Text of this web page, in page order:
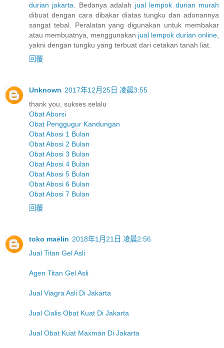
durian jakarta . Bedanya adalah jual lempok durian murah
dibuat dengan cara dibakar diatas tungku dan adonannya
sangat tebal. Peralatan yang digunakan untuk membakar
atau membuatnya, menggunakan jual lempok durian online
yakni dengan tungku yang terbuat dari cetakan tanah liat.
回覆
Unknown 2017年12月25日 凌晨3:55
thank you, sukses selalu
Obat Aborsi
Obat Penggugur Kandungan
Obat Abosi 1 Bulan
Obat Abosi 2 Bulan
Obat Abosi 3 Bulan
Obat Abosi 4 Bulan
Obat Abosi 5 Bulan
Obat Abosi 6 Bulan
Obat Abosi 7 Bulan
回覆
toko maelin 2018年1月21日 凌晨2:56
Jual Titan Gel Asli
Agen Titan Gel Asli
Jual Viagra Asli Di Jakarta
Jual Cialis Obat Kuat Di Jakarta
Jual Obat Kuat Maxman Di Jakarta